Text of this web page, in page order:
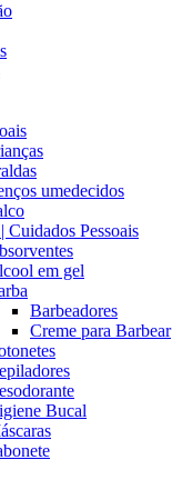
umedecidos
Cuidados Pessoais
em gel
Barbeadores
Creme para Barbear
Bucal